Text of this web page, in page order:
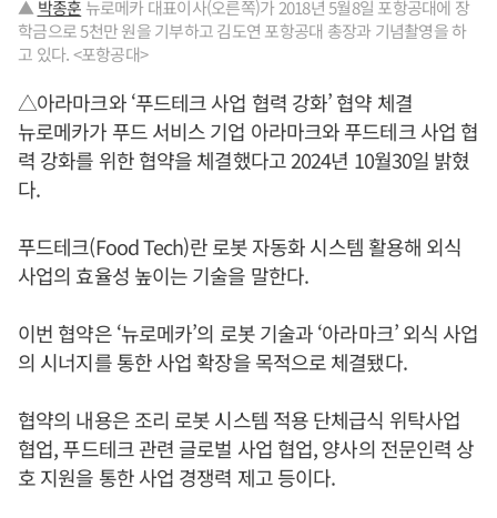
▲ 박종훈 뉴로메카 대표이사(오른쪽)가 2018년 5월8일 포항공대에 장
학금으로 5천만 원을 기부하고 김도연 포항공대 총장과 기념촬영을 하
고 있다. <포항공대>
△아라마크와 ‘푸드테크 사업 협력 강화’ 협약 체결
뉴로메카가 푸드 서비스 기업 아라마크와 푸드테크 사업 협
력 강화를 위한 협약을 체결했다고 2024년 10월30일 밝혔
다.
푸드테크(Food Tech)란 로봇 자동화 시스템 활용해 외식
사업의 효율성 높이는 기술을 말한다.
이번 협약은 ‘뉴로메카’의 로봇 기술과 ‘아라마크’ 외식 사업
의 시너지를 통한 사업 확장을 목적으로 체결됐다.
협약의 내용은 조리 로봇 시스템 적용 단체급식 위탁사업
협업, 푸드테크 관련 글로벌 사업 협업, 양사의 전문인력 상
호 지원을 통한 사업 경쟁력 제고 등이다.